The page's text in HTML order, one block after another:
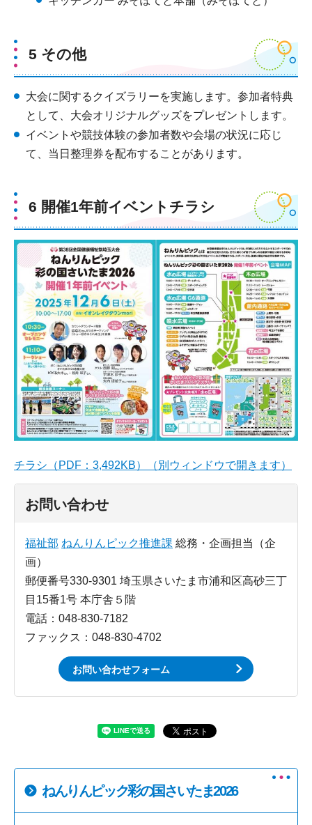
5 その他
大会に関するクイズラリーを実施します。参加者特典
として、大会オリジナルグッズをプレゼントします。
イベントや競技体験の参加者数や会場の状況に応じ
て、当日整理券を配布することがあります。
6 開催1年前イベントチラシ
チラシ（PDF：3,492KB）（別ウィンドウで開きます）
お問い合わせ
福祉部 ねんりんピック推進課 総務・企画担当（企
画）
郵便番号330-9301 埼玉県さいたま市浦和区高砂三丁
目15番1号 本庁舎５階
電話：048-830-7182
ファックス：048-830-4702
お問い合わせフォーム
ねんりんピック彩の国さいたま2026